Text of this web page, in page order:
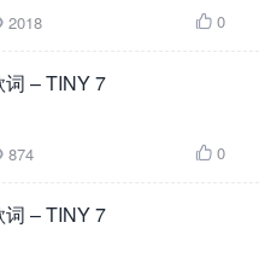
2018  0
词 – TINY 7
874  0
词 – TINY 7